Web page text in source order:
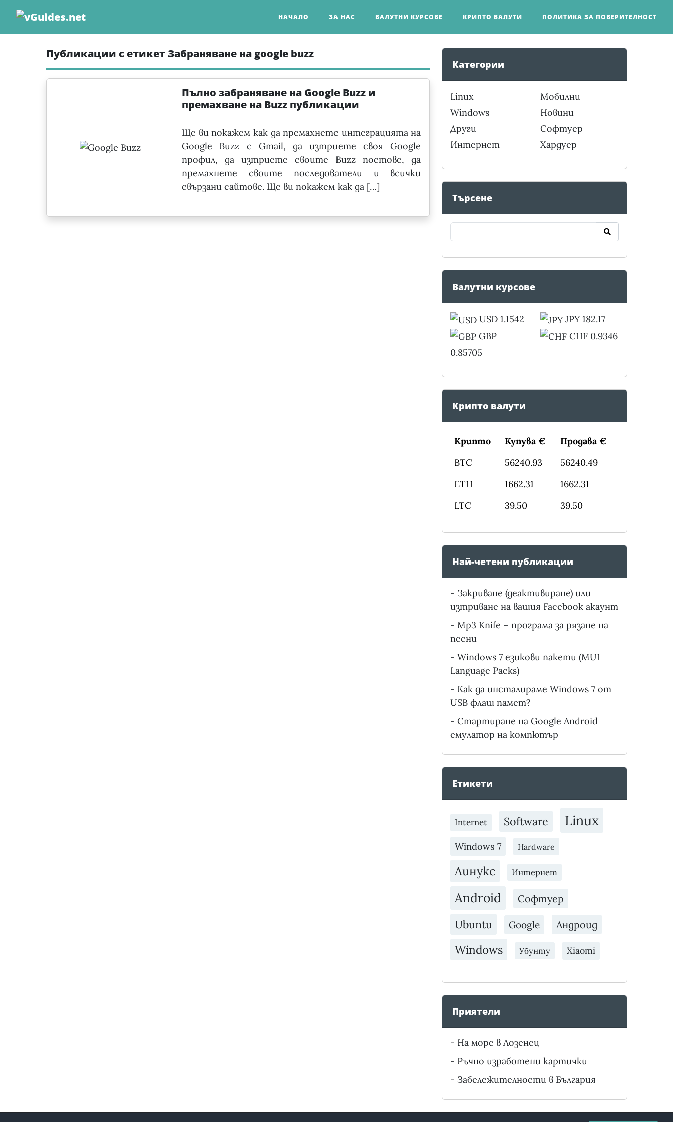
content
НАЧАЛО ЗА НАС ВАЛУТНИ КУРСОВЕ КРИПТО ВАЛУТИ ПОЛИТИКА ЗА ПОВЕРИТЕЛНОСТ
Публикации с етикет Забраняване на google buzz
Пълно забраняване на Google Buzz и
премахване на Buzz публикации
Ще ви покажем как да премахнете интеграцията на
Google Buzz с Gmail, да изтриете своя Google
профил, да изтриете своите Buzz постове, да
премахнете своите последователи и всички
свързани сайтове. Ще ви покажем как да […]
Категории
Linux
Windows
Други
Интернет
Мобилни
Новини
Софтуер
Хардуер
Търсене
Валутни курсове
USD 1.1542
GBP
0.85705
JPY 182.17
CHF 0.9346
Крипто валути
Крипто Купува €
Продава €
BTC
56240.93
56240.49
ETH
1662.31
1662.31
LTC
39.50 39.50
Най-четени публикации
- Закриване (деактивиране) или
изтриване на вашия Facebook акаунт
- Mp3 Knife – програма за рязане на
песни
- Windows 7 езикови пакети (MUI
Language Packs)
- Как да инсталираме Windows 7 от
USB флаш памет?
- Стартиране на Google Android
емулатор на компютър
Етикети
Internet Software Linux
Windows 7 Hardware
Линукс Интернет
Android Софтуер
Ubuntu Google Андроид
Windows Убунту Xiaomi
Приятели
- На море в Лозенец
- Ръчно изработени картички
- Забележителности в България